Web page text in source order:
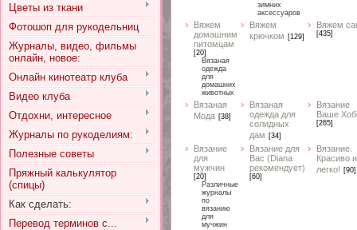
Цветы из ткани
Фотошоп для рукодельниц
Журналы, видео, фильмы
онлайн, новое:
Онлайн кинотеатр клуба
Видео клуба
Отдохни, интересное
Журналы по рукоделиям:
Полезные советы
Пряжный калькулятор
(спицы)
Как сделать:
Перевод терминов с...
зимних
аксессуаров
Вяжем
домашним
питомцам
[20]
Вязаная
одежда
для
домашних
животных
Вяжем
крючком [129]
Вяжем
[435]
Вязаная
Мода [38]
Вязаная
одежда для
солидных
дам [34]
Вязание
Ваше
[265]
Вязание
для
мужчин
[20]
Различные
журналы
по
вязанию
для
мучжин
Вязание для
Вас (Diana
рекомендует)
[60]
Вязание.
Красиво и
легко! [90]